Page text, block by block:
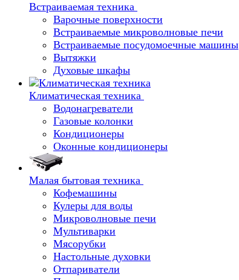
Встраиваемая техника
Варочные поверхности
Встраиваемые микроволновые печи
Встраиваемые посудомоечные машины
Вытяжки
Духовые шкафы
Климатическая техника
Водонагреватели
Газовые колонки
Кондиционеры
Оконные кондиционеры
Малая бытовая техника
Кофемашины
Кулеры для воды
Микроволновые печи
Мультиварки
Мясорубки
Настольные духовки
Отпариватели